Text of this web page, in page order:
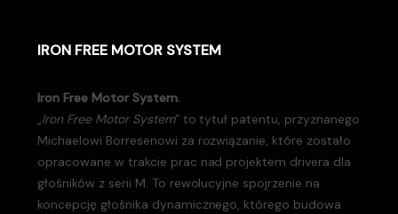
IRON FREE MOTOR SYSTEM
Iron Free Motor System.
„Iron Free Motor System” to tytuł patentu, przyznanego
Michaelowi Borresenowi za rozwiązanie, które zostało
opracowane w trakcie prac nad projektem drivera dla
głośników z serii M. To rewolucyjne spojrzenie na
koncepcję głośnika dynamicznego, którego budowa